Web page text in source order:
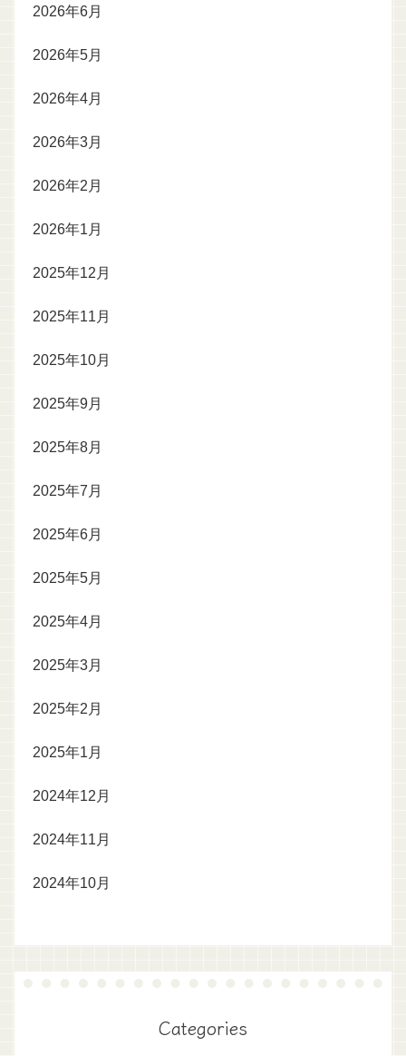
2026年6月
2026年5月
2026年4月
2026年3月
2026年2月
2026年1月
2025年12月
2025年11月
2025年10月
2025年9月
2025年8月
2025年7月
2025年6月
2025年5月
2025年4月
2025年3月
2025年2月
2025年1月
2024年12月
2024年11月
2024年10月
Categories